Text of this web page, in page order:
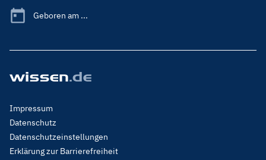
Geboren am ...
Footer
Menu
Legal
Impressum
Datenschutz
Datenschutzeinstellungen
Erklärung zur Barrierefreiheit